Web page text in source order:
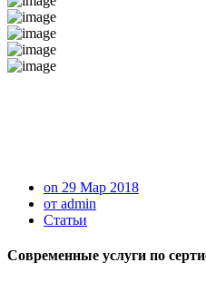
on 29 Мар 2018
от admin
Статьи
Современные услуги по